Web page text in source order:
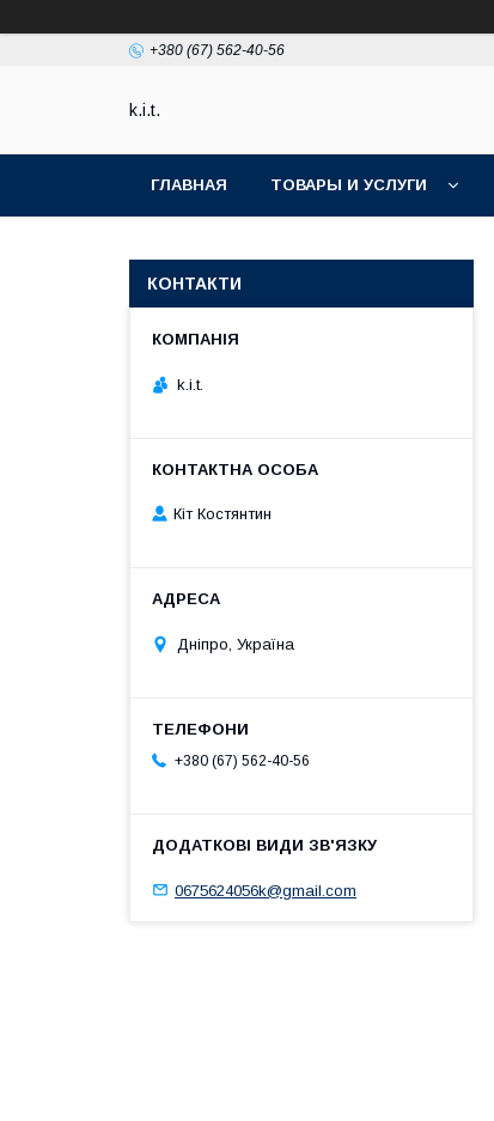
+380 (67) 562-40-56
k.i.t.
ГЛАВНАЯ ТОВАРЫ И УСЛУГИ
КОНТАКТИ
k.i.t.
Кіт Костянтин
Дніпро, Україна
+380 (67) 562-40-56
0675624056k@gmail.com